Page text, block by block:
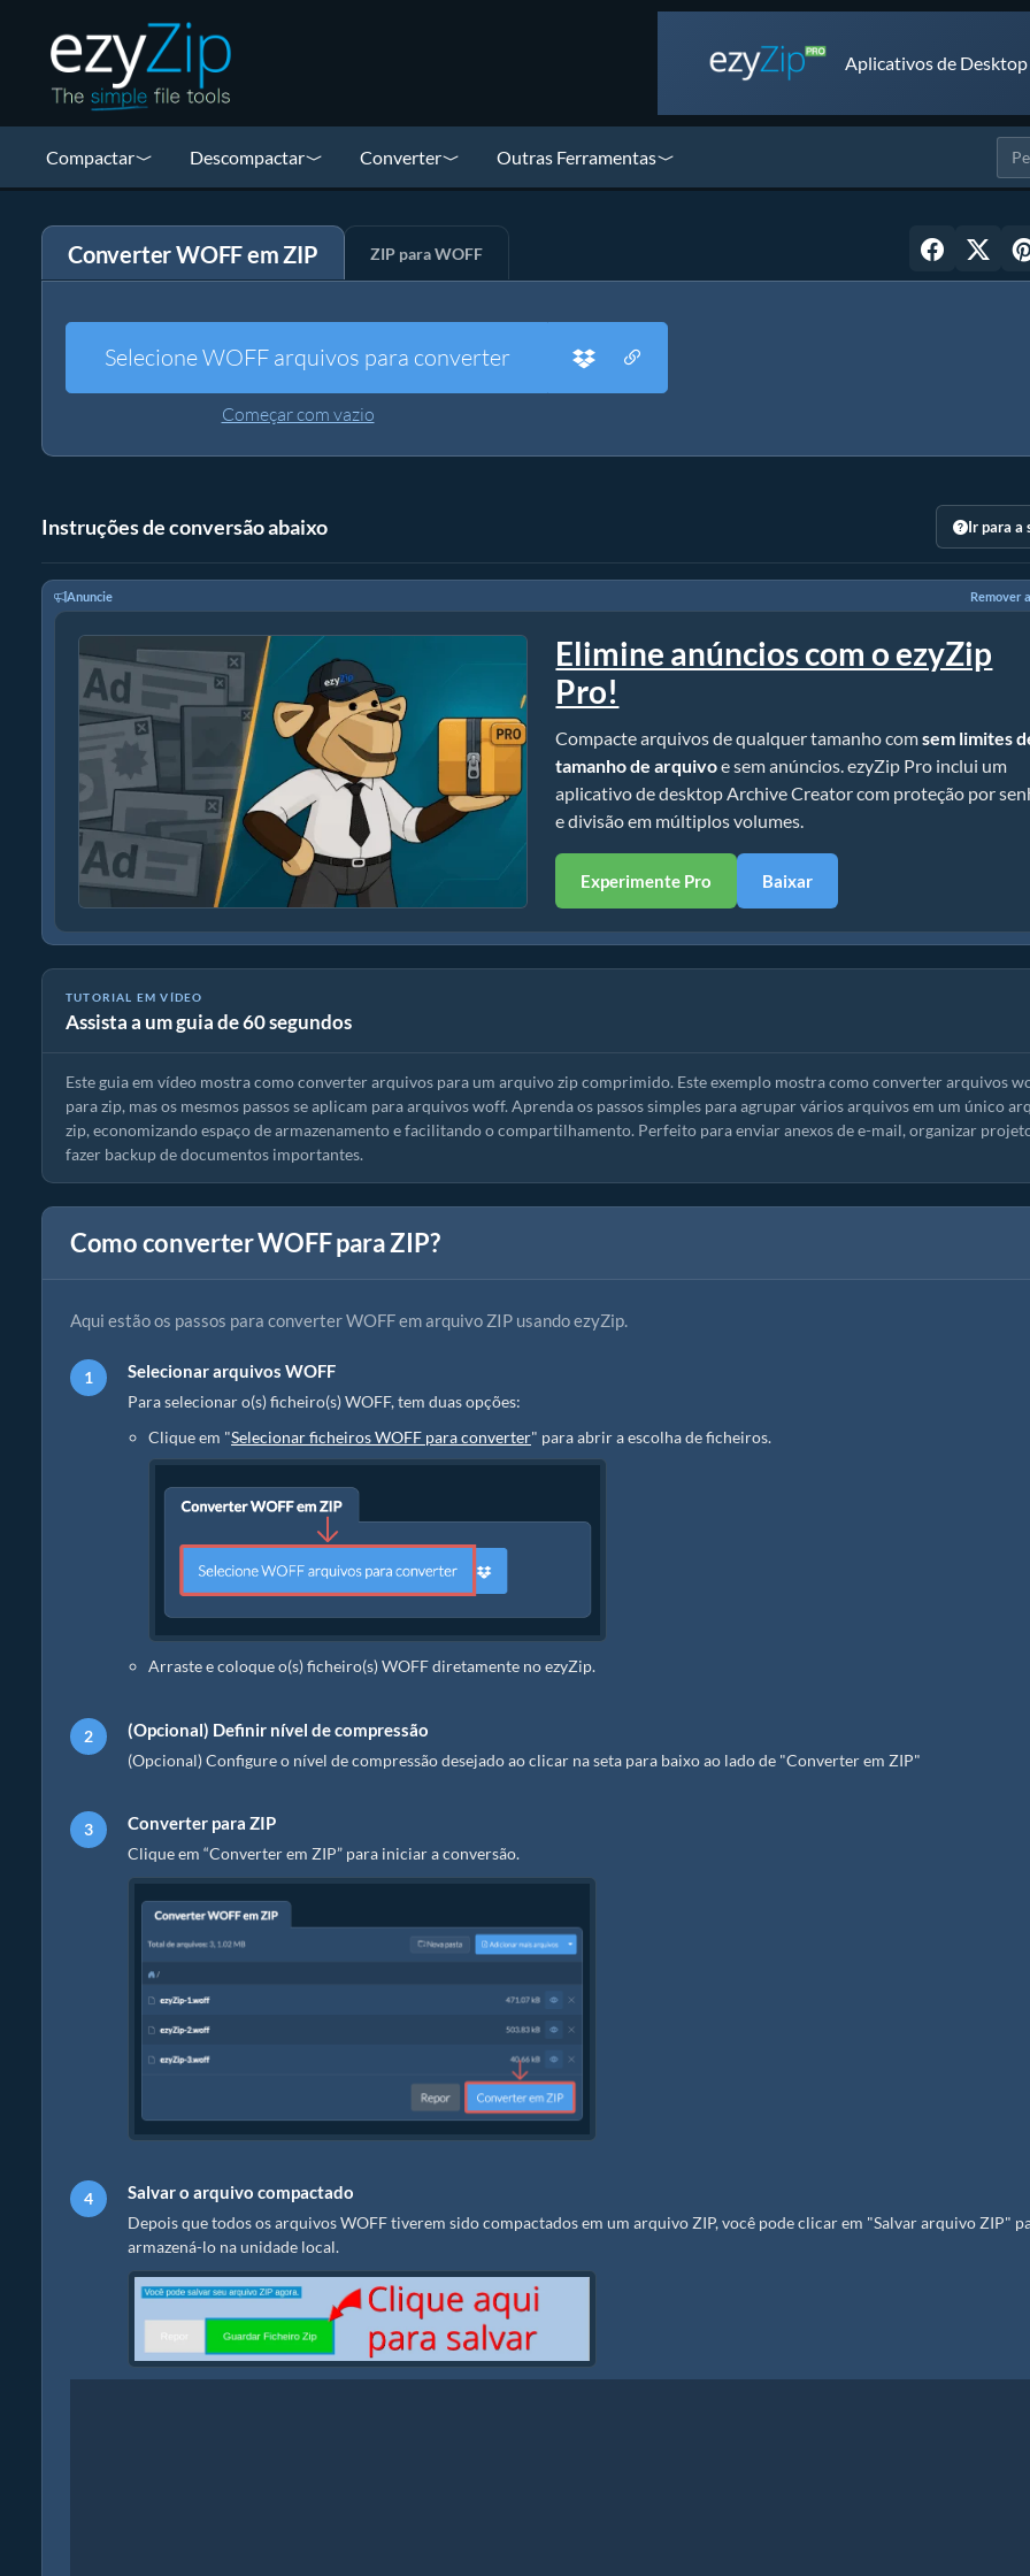
Aplicativos de
Compactar Descompactar Converter Outras Ferramentas
Converter WOFF em ZIP ZIP para WOFF
Selecione WOFF arquivos para converter
Começar com vazio
Instruções de conversão abaixo Ir para a
Anuncie Remover
Elimine anúncios com o ezyZip
Pro!
Compacte arquivos de qualquer tamanho comsem limites
tamanho de arquivoe sem anúncios. ezyZip Pro inclui um
aplicativo de desktop Archive Creator com proteção por
e divisão em múltiplos volumes.
Experimente Pro Baixar
TUTORIAL EM VÍDEO
Assista a um guia de 60 segundos
Como converter arquivos para ZIP online (Guia simples)
Este guia em vídeo mostra como converter arquivos para um arquivo zip comprimido. Este exemplo mostra como converter arquivos
para zip, mas os mesmos passos se aplicam para arquivos woff. Aprenda os passos simples para agrupar vários arquivos em um único
zip, economizando espaço de armazenamento e facilitando o compartilhamento. Perfeito para enviar anexos de e-mail, organizar
fazer backup de documentos importantes.
Como converter WOFF para ZIP?
Aqui estão os passos para converter WOFF em arquivo ZIP usando ezyZip.
Selecionar arquivos WOFF
Para selecionar o(s) ficheiro(s) WOFF, tem duas opções:
Clique em "Selecionar ficheiros WOFF para converter" para abrir a escolha de ficheiros.
Arraste e coloque o(s) ficheiro(s) WOFF diretamente no ezyZip.
(Opcional) Definir nível de compressão
(Opcional) Configure o nível de compressão desejado ao clicar na seta para baixo ao lado de "Converter em ZIP"
Converter para ZIP
Clique em “Converter em ZIP” para iniciar a conversão.
Salvar o arquivo compactado
Depois que todos os arquivos WOFF tiverem sido compactados em um arquivo ZIP, você pode clicar em "Salvar arquivo ZIP"
armazená-lo na unidade local.